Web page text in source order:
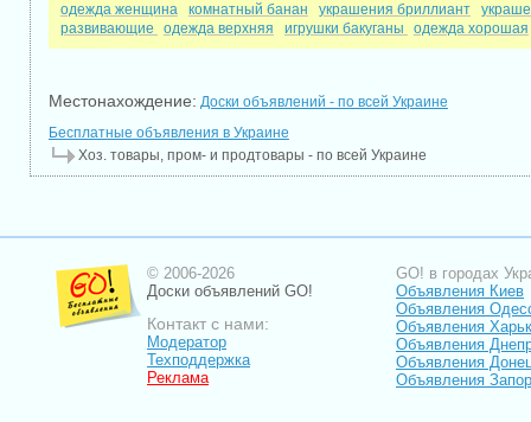
одежда женщина комнатный банан украшения бриллиант
развивающие
одежда верхняя игрушки бакуганы одежда хорошая
Местонахождение: Доски объявлений - по всей Украине
Бесплатные объявления в Украине
Хоз. товары, пром- и продтовары - по всей Украине
© 2006-2026
Доски объявлений GO!
Контакт с нами:
Модератор
Техподдержка
Реклама
GO! в городах
Объявления Киев
Объявления
Объявления
Объявления
Объявления
Объявления